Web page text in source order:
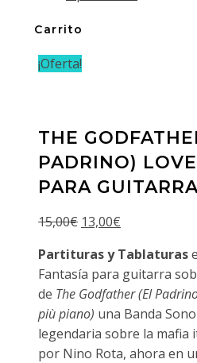
Carrito
¡Oferta!
THE
PADRINO)
PARA
15,00€ El
original
era:
15,00€.
13,00€
actual
es:
13,00€.
Partituras y Tablaturas
Fantasía para guitarra
de The Godfather (El
più piano) una Banda
legendaria sobre la mafia
por Nino Rota, ahora en